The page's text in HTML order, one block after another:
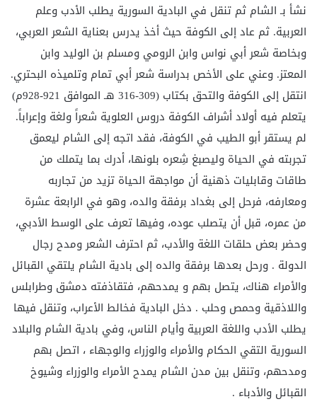
نشأ بـ الشام ثم تنقل في البادية السورية يطلب الأدب وعلم
العربية. ثم عاد إلى الكوفة حيث أخذ يدرس بعناية الشعر العربي،
وبخاصة شعر أبي نواس وابن الرومي ومسلم بن الوليد وابن
المعتز. وعني على الأخص بدراسة شعر أبي تمام وتلميذه البحتري.
انتقل إلى الكوفة والتحق بكتاب (309-316 هـ الموافق 921-928م)
يتعلم فيه أولاد أشراف الكوفة دروس العلوية شعراً ولغة وإعراباً.
لم يستقر أبو الطيب في الكوفة، فقد اتجه إلى الشام ليعمق
تجربته في الحياة وليصبغ شِعره بلونها، أدرك بما يتملك من
طاقات وقابليات ذهنية أن مواجهة الحياة تزيد من تجاربه
ومعارفه، فرحل إلى بغداد برفقة والده، وهو في الرابعة عشرة
من عمره، قبل أن يتصلب عوده، وفيها تعرف على الوسط الأدبي،
وحضر بعض حلقات اللغة والأدب، ثم احترف الشعر ومدح رجال
الدولة . ورحل بعدها برفقة والده إلى بادية الشام يلتقي القبائل
والأمراء هناك، يتصل بهم و يمدحهم، فتقاذفته دمشق وطرابلس
واللاذقية وحمص وحلب . دخل البادية فخالط الأعراب، وتنقل فيها
يطلب الأدب واللغة العربية وأيام الناس، وفي بادية الشام والبلاد
السورية التقي الحكام والأمراء والوزراء والوجهاء ، اتصل بهم
ومدحهم، وتنقل بين مدن الشام يمدح الأمراء والوزراء وشيوخ
القبائل والأدباء .